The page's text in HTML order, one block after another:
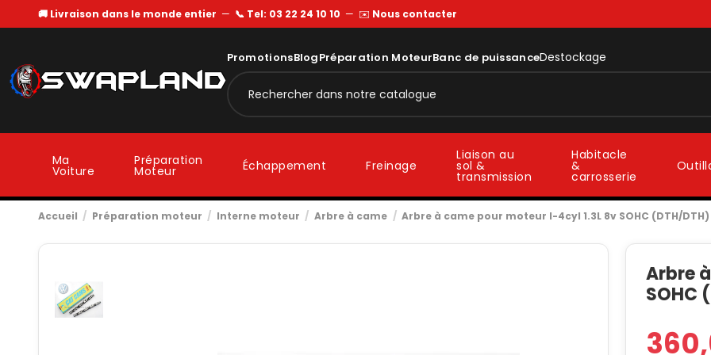
🚚 Livraison dans le monde entier — 📞 Tel: 03 22 24 10 10 — ✉️ Nous contacter
PromotionsBlogPréparation MoteurBanc de puissanceDestockage
Ma
Voiture
Préparation
Moteur Échappement Freinage
Liaison au
sol &
transmission
Habitacle
&
carrosserie
Accueil Préparation moteur Interne moteur Arbre à came Arbre à came pour moteur I-4cyl 1.3L 8v SOHC (DTH/DTH)
Arbre
SOHC